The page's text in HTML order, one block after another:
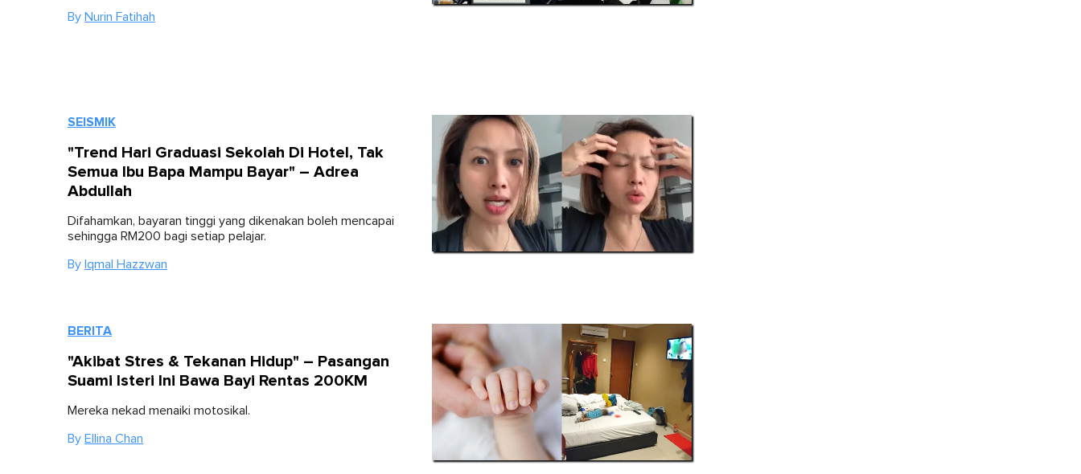
By Nurin Fatihah
SEISMIK
"Trend Hari Graduasi Sekolah Di Hotel, Tak
Semua Ibu Bapa Mampu Bayar" – Adrea
Abdullah
Difahamkan, bayaran tinggi yang dikenakan boleh mencapai
sehingga RM200 bagi setiap pelajar.
By Iqmal Hazzwan
BERITA
"Akibat Stres & Tekanan Hidup" – Pasangan
Suami Isteri Ini Bawa Bayi Rentas 200KM
Mereka nekad menaiki motosikal.
By Ellina Chan